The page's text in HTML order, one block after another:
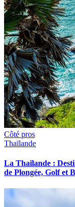
Côté pros
Thaïlande
La Thaïlande :
de Plongée, Golf et